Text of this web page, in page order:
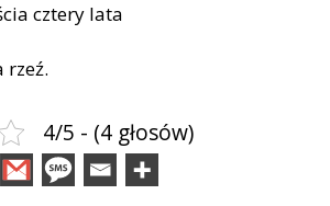
czte­ry lata
rzeź.
4/5 - (4 głosów)